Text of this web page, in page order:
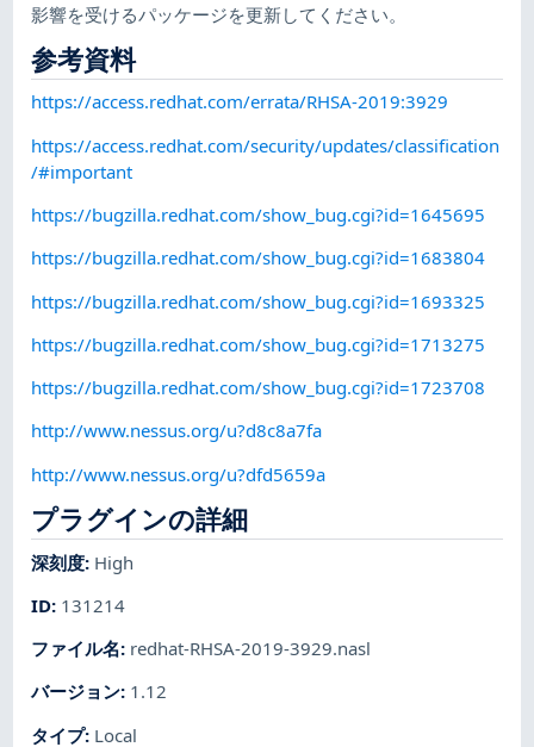
影響を受けるパッケージを更新してください。
参考資料
https://access.redhat.com/errata/RHSA-2019:3929
https://access.redhat.com/security/updates/classification
/#important
https://bugzilla.redhat.com/show_bug.cgi?id=1645695
https://bugzilla.redhat.com/show_bug.cgi?id=1683804
https://bugzilla.redhat.com/show_bug.cgi?id=1693325
https://bugzilla.redhat.com/show_bug.cgi?id=1713275
https://bugzilla.redhat.com/show_bug.cgi?id=1723708
http://www.nessus.org/u?d8c8a7fa
http://www.nessus.org/u?dfd5659a
プラグインの詳細
深刻度: High
ID: 131214
ファイル名: redhat-RHSA-2019-3929.nasl
バージョン: 1.12
タイプ: Local